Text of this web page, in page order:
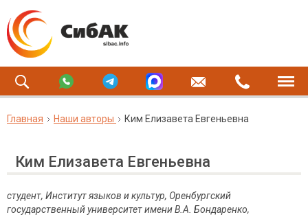
Главная Наши авторы Ким Елизавета Евгеньевна
Ким Елизавета Евгеньевна
студент, Институт языков и культур, Оренбургский
государственный университет имени В.А. Бондаренко,